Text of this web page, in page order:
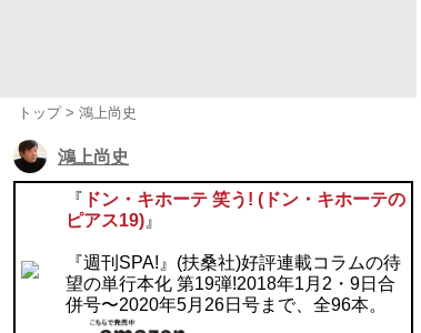
トップ 鴻上尚史
鴻上尚史
『 ドン・キホーテ 笑う! (ドン・キホーテの
ピアス19) 』
『週刊SPA!』(扶桑社)好評連載コラムの待
望の単行本化 第19弾!2018年1月2・9日合
併号〜2020年5月26日号まで、全96本。